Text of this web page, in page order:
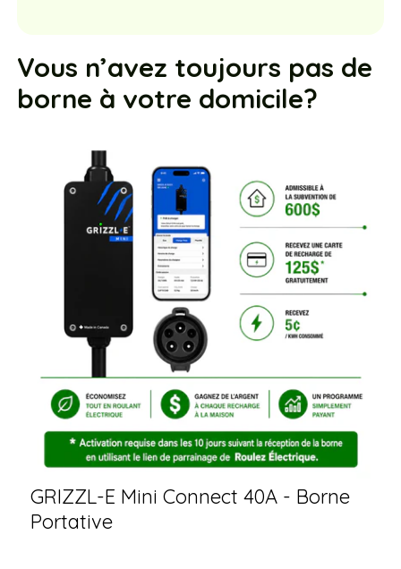
Vous n’avez toujours pas de
borne à votre domicile?
GRIZZL-E Mini Connect 40A - Borne
Portative